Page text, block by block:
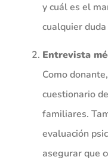
y cuál es el
cualquier
Entrevista
Como
cuestionario
familiares.
evaluación
asegurar que